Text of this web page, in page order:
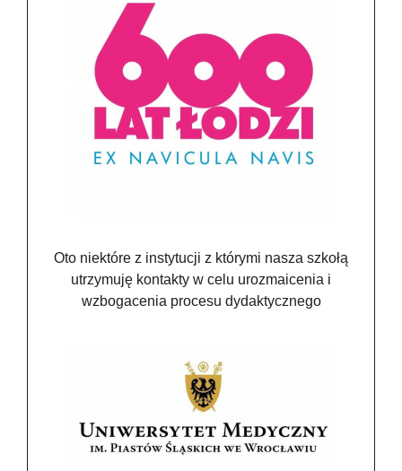
Oto niektóre z instytucji z którymi nasza szkołą
utrzymuję kontakty w celu urozmaicenia i
wzbogacenia procesu dydaktycznego